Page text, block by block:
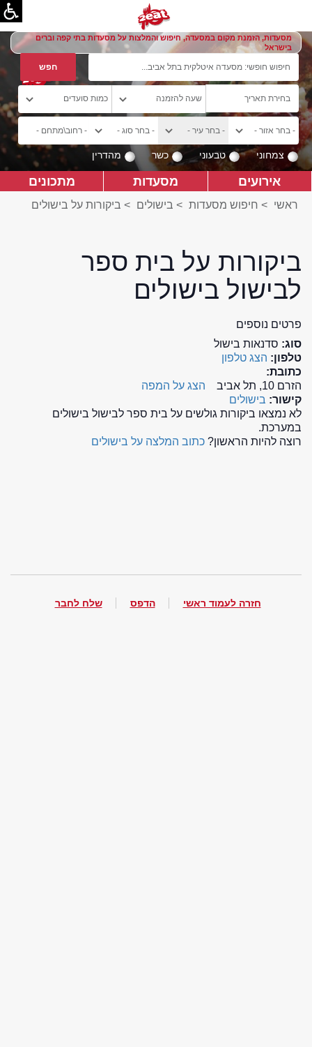
מסעדות, הזמנת מקום במסעדה, חיפוש והמלצות על מסעדות בתי קפה וברים
בישראל
צמחוני טבעוני כשר מהדרין
אירועים מסעדות מתכונים
ראשי > חיפוש מסעדות > בישולים > ביקורות על בישולים
ביקורות על בית ספר
לבישול בישולים
פרטים נוספים
סוג: סדנאות בישול
טלפון: הצג טלפון
כתובת:
הזרם 10, תל אביב
הצג על המפה
קישור: בישולים
לא נמצאו ביקורות גולשים על בית ספר לבישול בישולים
במערכת.
רוצה להיות הראשון? כתוב המלצה על בישולים
חזרה לעמוד ראשי הדפס שלח לחבר